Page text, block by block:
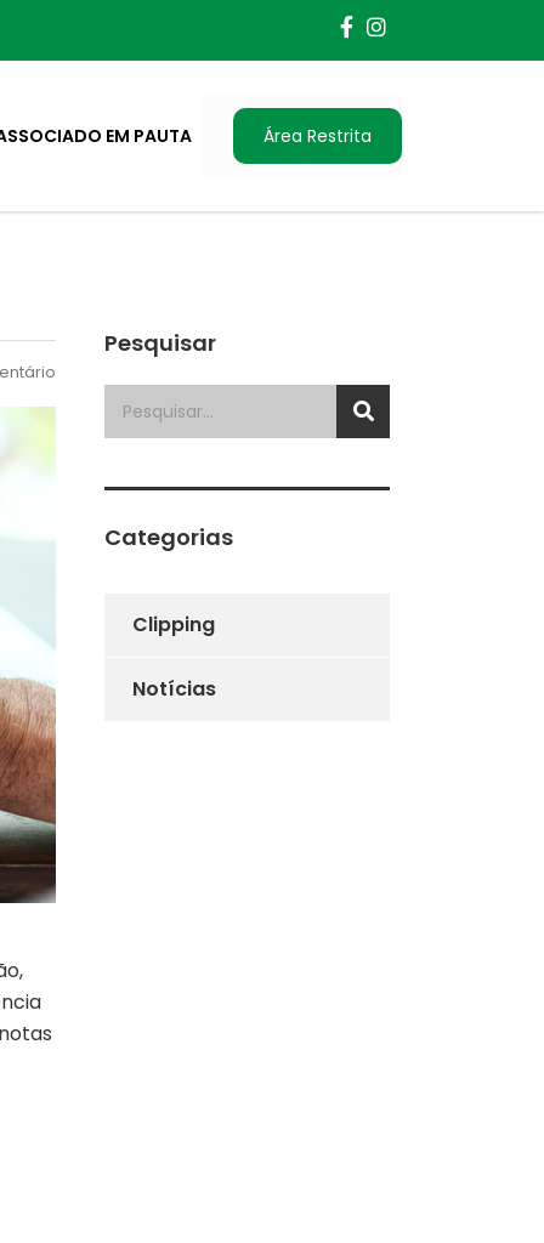
EM PAUTA Área Restrita
Pesquisar
Categorias
Clipping
Notícias